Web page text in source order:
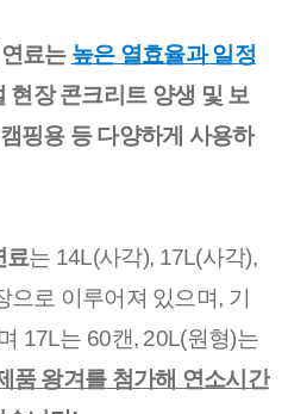
료는 높은 열효율과 일정
현장 콘크리트 양생 및 보
핑용 등 다양하게 사용하
료는 14L(사각), 17L(사각),
로 이루어져 있으며, 기
17L는 60캔, 20L(원형)는
품 왕겨를 첨가해 연소시간